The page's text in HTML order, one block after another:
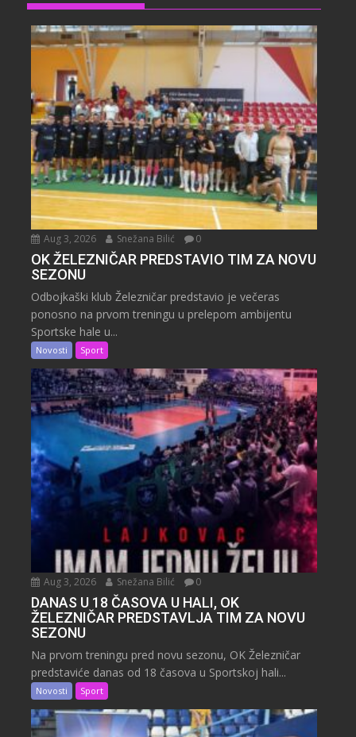
Aug 3, 2026 Snežana Bilić 0
OK ŽELEZNIČAR PREDSTAVIO TIM ZA NOVU
SEZONU
Odbojkaški klub Železničar predstavio je večeras
ponosno na prvom treningu u prelepom ambijentu
Sportske hale u...
Novosti Sport
Aug 3, 2026 Snežana Bilić 0
DANAS U 18 ČASOVA U HALI, OK
ŽELEZNIČAR PREDSTAVLJA TIM ZA NOVU
SEZONU
Na prvom treningu pred novu sezonu, OK Železničar
predstaviće danas od 18 časova u Sportskoj hali...
Novosti Sport